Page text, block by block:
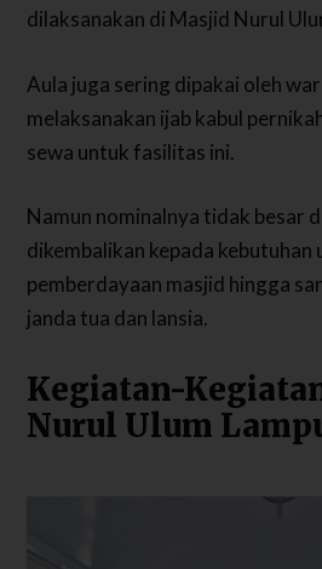
dilaksanakan di Masjid Nurul
Aula juga sering dipakai oleh
melaksanakan ijab kabul
sewa untuk fasilitas ini.
Namun nominalnya tidak besar
dikembalikan kepada kebutuhan
pemberdayaan masjid hingga
janda tua dan lansia.
Kegiatan-
Nurul Ulum